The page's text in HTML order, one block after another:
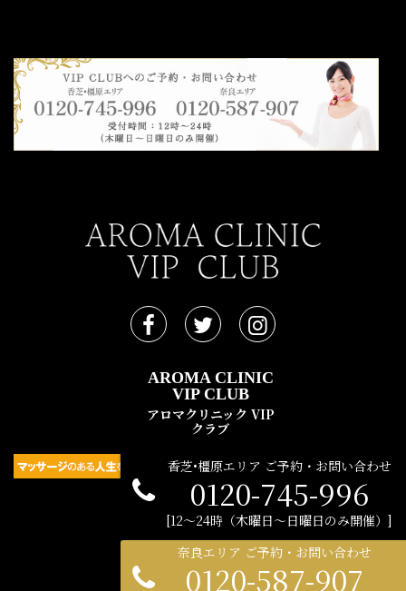
奈良エリア ご予約・お問い合わせ
0120-587-907
香芝•橿原エリア ご予約・お問い合わせ
0120-745-996
12〜24時（木曜日〜日曜日のみ開催）
AROMA CLINIC
VIP CLUB
アロマクリニック VIP
クラブ
民間広告支援機構 © 2021